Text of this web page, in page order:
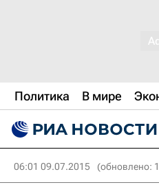
Политика В мире
06:01 09.07.2015 (обновлено: